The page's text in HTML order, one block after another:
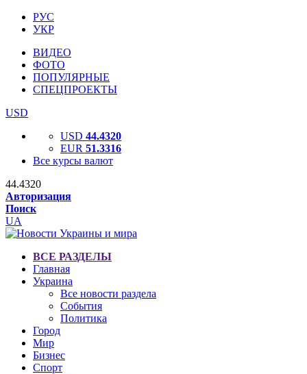
РУС
УКР
ВИДЕО
ФОТО
ПОПУЛЯРНЫЕ
СПЕЦПРОЕКТЫ
USD
USD 44.4320
EUR 51.3316
Все курсы валют
44.4320
Авторизация
Поиск
UA
ВСЕ РАЗДЕЛЫ
Главная
Украина
Все новости раздела
События
Политика
Город
Мир
Бизнес
Спорт